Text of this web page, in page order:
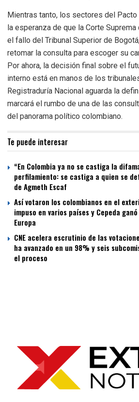
Mientras tanto, los sectores del
la esperanza de que la Corte
el fallo del Tribunal Superior de
retomar la consulta para escoger su
Por ahora, la decisión final sobre el
interno está en manos de los
Registraduría Nacional aguarda la
marcará el rumbo de una de las
del panorama político colombiano.
Te puede interesar
“En Colombia ya no se castiga la
perfilamiento: se castiga a quien se
de Agmeth Escaf
Así votaron los colombianos en el
impuso en varios países y Cepeda
Europa
CNE acelera escrutinio de las
ha avanzado en un 98% y seis
el proceso